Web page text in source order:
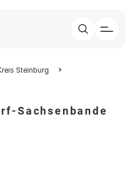
Steinburg
Sachsenbande